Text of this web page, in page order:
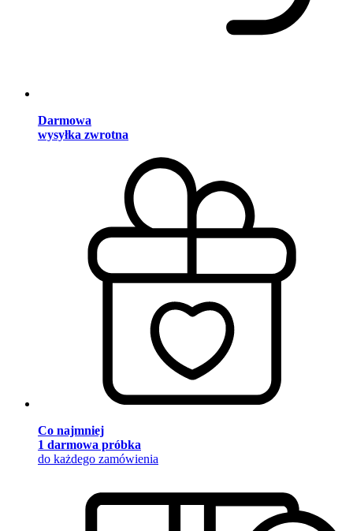
Darmowa
wysyłka zwrotna
Co najmniej
1 darmowa próbka
do każdego zamówienia